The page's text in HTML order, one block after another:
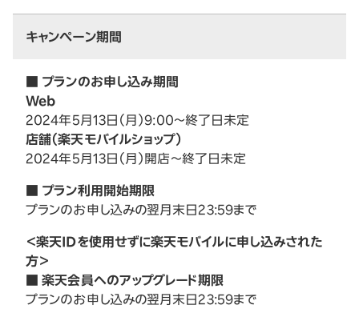
キャンペーン期間
■ プランのお申し込み期間
Web
2024年5月13日（月）9:00～終了日未定
店舗（楽天モバイルショップ）
2024年5月13日（月）開店～終了日未定
■ プラン利用開始期限
プランのお申し込みの翌月末日23:59まで
＜楽天IDを使用せずに楽天モバイルに申し込みされた
方＞
■ 楽天会員へのアップグレード期限
プランのお申し込みの翌月末日23:59まで